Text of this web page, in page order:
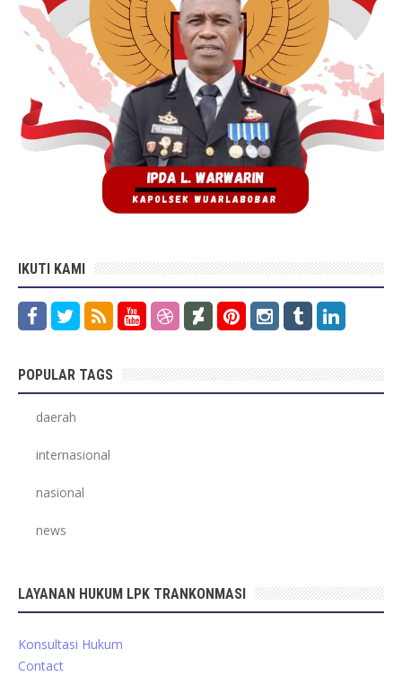
IKUTI KAMI
POPULAR TAGS
daerah
internasional
nasional
news
LAYANAN HUKUM LPK TRANKONMASI
Konsultasi Hukum
Contact